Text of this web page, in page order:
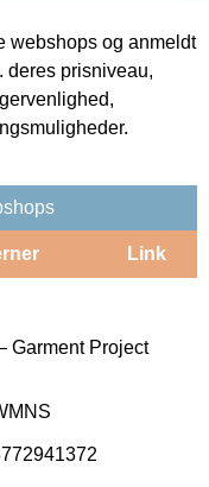
webshops og anmeldt
deres prisniveau,
Link
Garment Project